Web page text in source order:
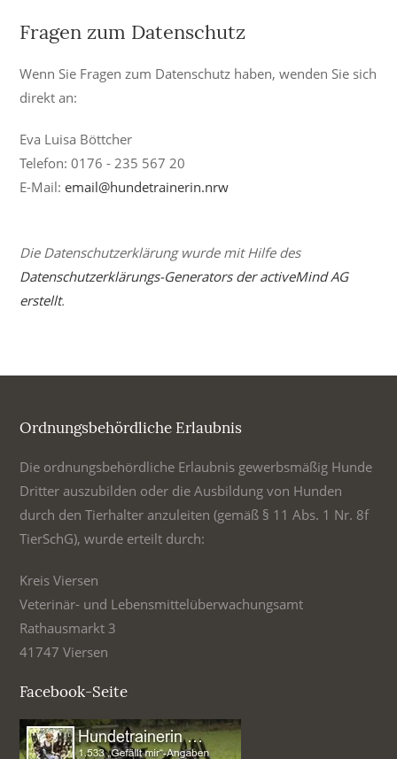
Fragen zum Datenschutz
Wenn Sie Fragen zum Datenschutz haben, wenden Sie sich
direkt an:
Eva Luisa Böttcher
Telefon: 0176 - 235 567 20
E-Mail:email@hundetrainerin.nrw
Die Datenschutzerklärung wurde mit Hilfe des
Datenschutzerklärungs-Generators der activeMind AG
erstellt.
Ordnungsbehördliche Erlaubnis
Die ordnungsbehördliche Erlaubnis gewerbsmäßig Hunde
Dritter auszubilden oder die Ausbildung von Hunden
durch den Tierhalter anzuleiten (gemäß § 11 Abs. 1 Nr. 8f
TierSchG), wurde erteilt durch:
Kreis Viersen
Veterinär- und Lebensmittelüberwachungsamt
Rathausmarkt 3
41747 Viersen
Facebook-Seite